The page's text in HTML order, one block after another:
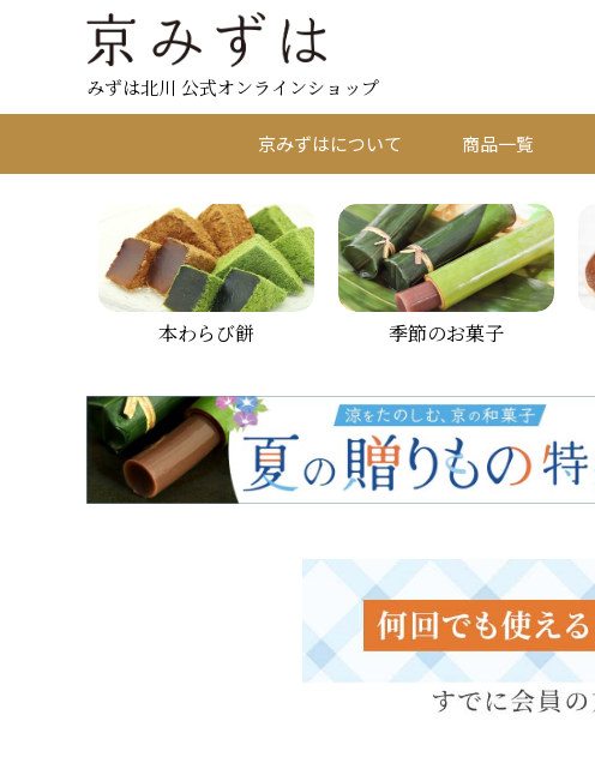
みずは北川 公式オンラインショップ
京みずはについて 商品一覧
本わらび餅 季節のお菓子